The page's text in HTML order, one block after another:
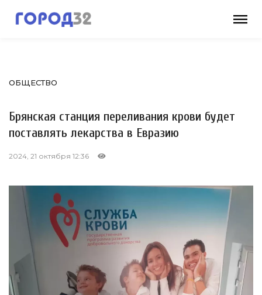
ОБЩЕСТВО
Брянская станция переливания крови будет
поставлять лекарства в Евразию
2024, 21 октября 12:36